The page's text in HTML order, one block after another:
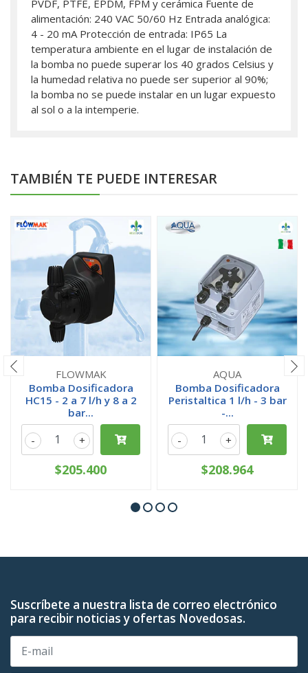
PVDF, PTFE, EPDM, FPM y cerámica Fuente de
alimentación: 240 VAC 50/60 Hz Entrada analógica:
4 - 20 mA Protección de entrada: IP65 La
temperatura ambiente en el lugar de instalación de
la bomba no puede superar los 40 grados Celsius y
la humedad relativa no puede ser superior al 90%;
la bomba no se puede instalar en un lugar expuesto
al sol o a la intemperie.
TAMBIÉN TE PUEDE INTERESAR
FLOWMAK
Bomba Dosificadora
HC15 - 2 a 7 l/h y 8 a 2
bar...
+
-
$205.400
AQUA
Bomba Dosificadora
Peristaltica 1 l/h - 3 bar
-...
+
-
$208.964
Suscríbete a nuestra lista de correo electrónico
para recibir noticias y ofertas Novedosas.